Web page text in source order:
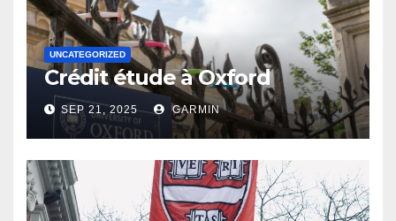
UNCATEGORIZED
Crédit étude à Oxford
SEP 21, 2025 GARMIN